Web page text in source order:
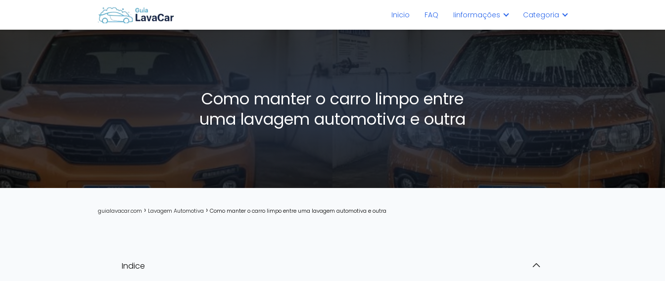
Inicio FAQ Iinformações Categoria
Como manter o carro limpo entre
uma lavagem automotiva e outra
guialavacar.com Lavagem Automotiva Como manter o carro limpo entre uma lavagem automotiva e outra
Indice